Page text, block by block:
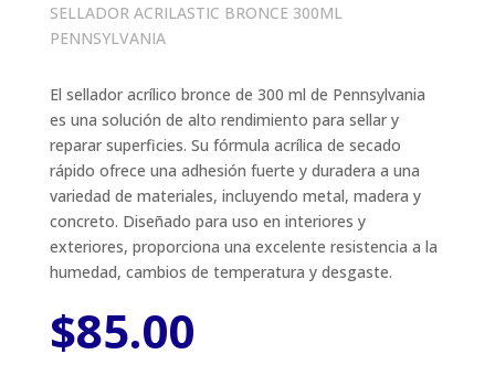
SELLADOR ACRILASTIC BRONCE 300ML
PENNSYLVANIA
El sellador acrílico bronce de 300 ml de Pennsylvania
es una solución de alto rendimiento para sellar y
reparar superficies. Su fórmula acrílica de secado
rápido ofrece una adhesión fuerte y duradera a una
variedad de materiales, incluyendo metal, madera y
concreto. Diseñado para uso en interiores y
exteriores, proporciona una excelente resistencia a la
humedad, cambios de temperatura y desgaste.
$85.00